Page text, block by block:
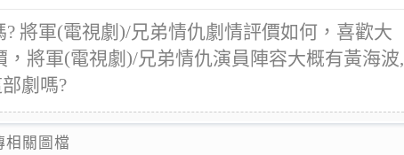
將軍(電視劇)/兄弟情仇劇情評價如何，喜歡大
將軍(電視劇)/兄弟情仇演員陣容大概有黃海波,
劇嗎?